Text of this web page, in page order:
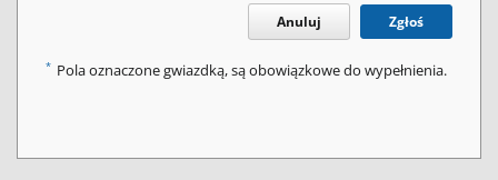
Anuluj Zgłoś
* Pola oznaczone gwiazdką, są obowiązkowe do wypełnienia.